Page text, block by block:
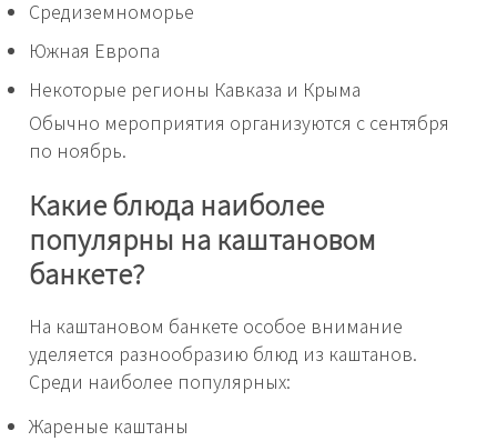
Средиземноморье
Южная Европа
Некоторые регионы Кавказа и Крыма
Обычно мероприятия организуются с сентября
по ноябрь.
Какие блюда наиболее
популярны на каштановом
банкете?
На каштановом банкете особое внимание
уделяется разнообразию блюд из каштанов.
Среди наиболее популярных:
Жареные каштаны